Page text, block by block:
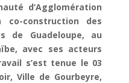
d’Agglomération
construction des
de Guadeloupe, au
avec ses acteurs
s’est tenue le 03
Ville de Gourbeyre,